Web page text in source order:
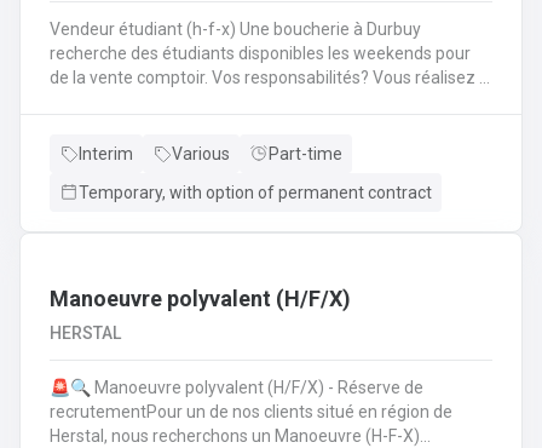
Vendeur étudiant (h-f-x) Une boucherie à Durbuy
recherche des étudiants disponibles les weekends pour
de la vente comptoir. Vos responsabilités? Vous réalisez la
caisse;Vous assurez l'entretien des comptoirs.
Interim Various
Part-time
Temporary, with option of permanent contract
Manoeuvre polyvalent (H/F/X)
HERSTAL
🚨🔍 Manoeuvre polyvalent (H/F/X) - Réserve de
recrutementPour un de nos clients situé en région de
Herstal, nous recherchons un Manoeuvre (H-F-X)